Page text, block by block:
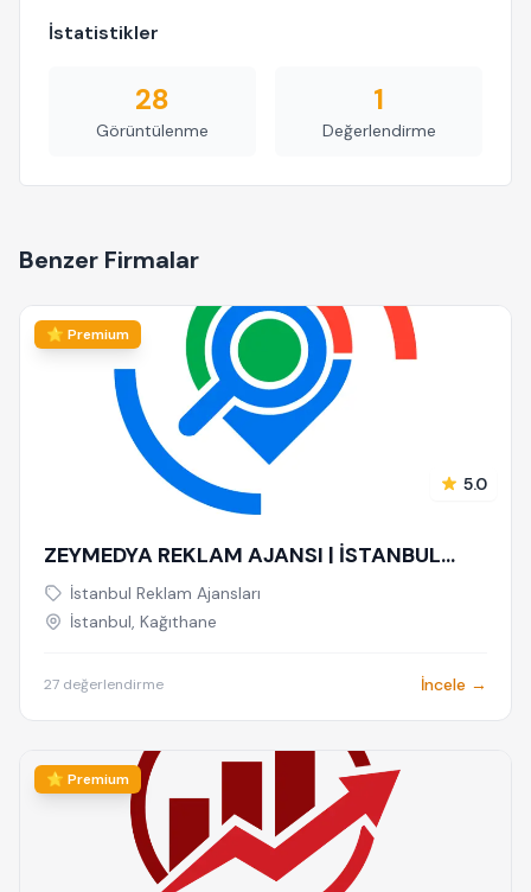
İstatistikler
28
Görüntülenme
1
Değerlendirme
Benzer Firmalar
⭐ Premium
5.0
ZEYMEDYA REKLAM AJANSI | İSTANBUL
REKLAM VE SEO AJANSI, DİJİTAL
PAZARLAMA AJANSI, SOSYAL MEDYA
İstanbul Reklam Ajansları
İstanbul, Kağıthane
27 değerlendirme İncele →
⭐ Premium